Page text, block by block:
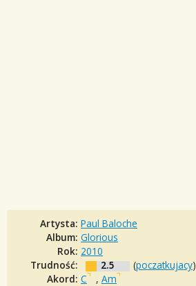
Artysta: Paul Baloche
Album: Glorious
Rok: 2010
Trudność:
2.5 (poczatkujacy)
Akord: C , Am